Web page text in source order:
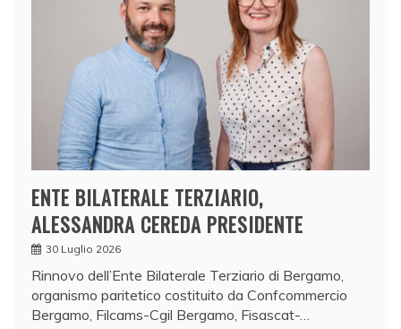
ENTE BILATERALE TERZIARIO,
ALESSANDRA CEREDA PRESIDENTE
30 Luglio 2026
Rinnovo dell’Ente Bilaterale Terziario di Bergamo,
organismo paritetico costituito da Confcommercio
Bergamo, Filcams-Cgil Bergamo, Fisascat-…